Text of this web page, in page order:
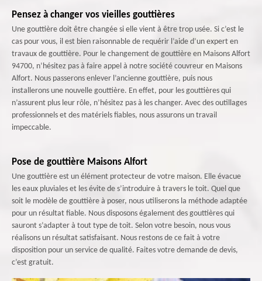
Pensez à changer vos vieilles gouttières
Une gouttière doit être changée si elle vient à être trop usée. Si c’est le
cas pour vous, il est bien raisonnable de requérir l’aide d’un expert en
travaux de gouttière. Pour le changement de gouttière en Maisons Alfort
94700, n’hésitez pas à faire appel à notre société couvreur en Maisons
Alfort. Nous passerons enlever l’ancienne gouttière, puis nous
installerons une nouvelle gouttière. En effet, pour les gouttières qui
n’assurent plus leur rôle, n’hésitez pas à les changer. Avec des outillages
professionnels et des matériels fiables, nous assurons un travail
impeccable.
Pose de gouttière Maisons Alfort
Une gouttière est un élément protecteur de votre maison. Elle évacue
les eaux pluviales et les évite de s’introduire à travers le toit. Quel que
soit le modèle de gouttière à poser, nous utiliserons la méthode adaptée
pour un résultat fiable. Nous disposons également des gouttières qui
sauront s’adapter à tout type de toit. Selon votre besoin, nous vous
réalisons un résultat satisfaisant. Nous restons de ce fait à votre
disposition pour un service de qualité. Faites votre demande de devis,
c’est gratuit.